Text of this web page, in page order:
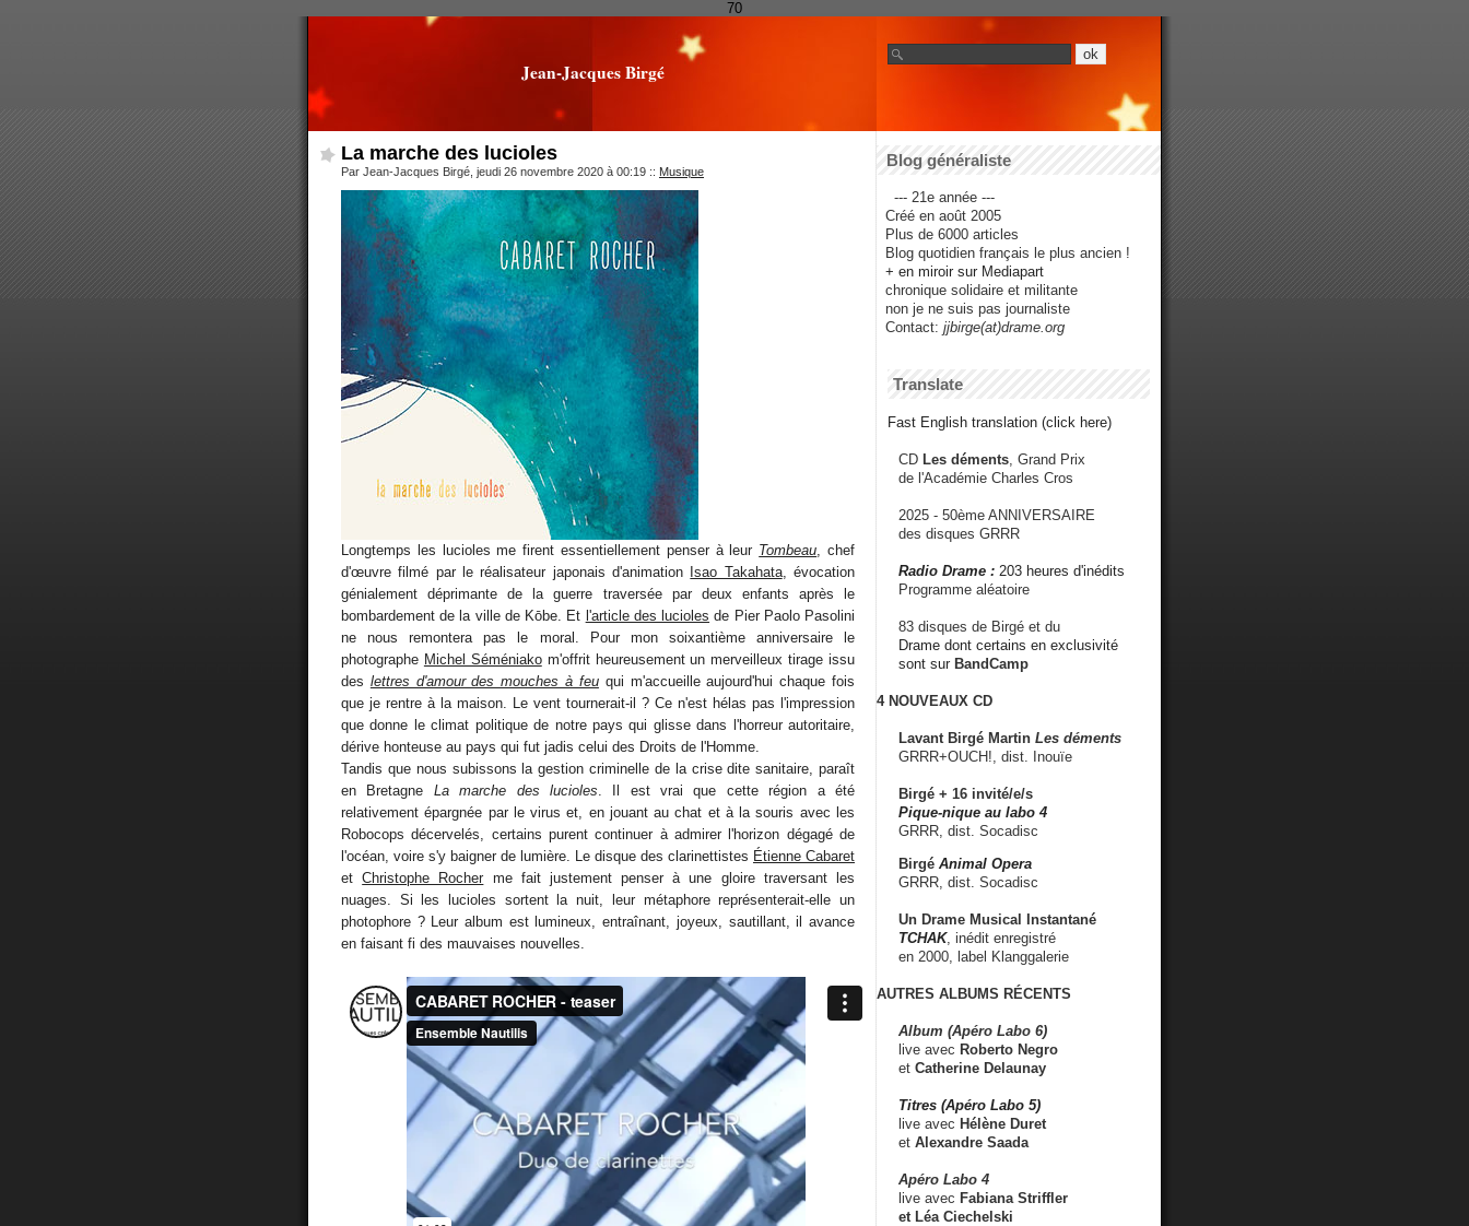
70
Jean-Jacques Birgé
La marche des lucioles
Par Jean-Jacques Birgé, jeudi 26 novembre 2020 à 00:19 :: Musique
Longtemps les lucioles me firent essentiellement penser à leur Tombeau , chef
d'œuvre filmé par le réalisateur japonais d'animation
Isao Takahata, évocation
génialement déprimante de la guerre traversée par deux enfants après le
bombardement de la ville de Kōbe. Et l'article des lucioles de Pier Paolo Pasolini
ne nous remontera pas le moral. Pour mon soixantième anniversaire le
photographe Michel Séméniakom'offrit heureusement un merveilleux tirage issu
des lettres d'amour des mouches à feuqui m'accueille aujourd'hui chaque fois
que je rentre à la maison. Le vent tournerait-il ? Ce n'est hélas pas l'impression
que donne le climat politique de notre pays qui glisse dans l'horreur autoritaire,
dérive honteuse au pays qui fut jadis celui des Droits de l'Homme.
Tandis que nous subissons la gestion criminelle de la crise dite sanitaire, paraît
en Bretagne La marche des lucioles . Il est vrai que cette région a été
relativement épargnée par le virus et, en jouant au chat et à la souris avec les
Robocops décervelés, certains purent continuer à admirer l'horizon dégagé de
l'océan, voire s'y baigner de lumière. Le disque des clarinettistes Étienne Cabaret
etChristophe Rocher me fait justement penser à une gloire traversant les
nuages. Si les lucioles sortent la nuit, leur métaphore représenterait-elle un
photophore ? Leur album est lumineux, entraînant, joyeux, sautillant, il avance
en faisant fi des mauvaises nouvelles.
Blog généraliste
--- 21e année ---
Créé en août 2005
Plus de 6000 articles
Blog quotidien français le plus ancien !
+ en miroir sur Mediapart
chronique solidaire et militante
non je ne suis pas journaliste
Contact: jjbirge(at)drame.org
Translate
Fast English translation (click here)
CD Les déments , Grand Prix
de l'Académie Charles Cros
2025 - 50ème ANNIVERSAIRE
des disques GRRR
Radio Drame : 203 heures d'inédits
Programme aléatoire
83 disques de Birgé et du
Drame dont certains en exclusivité
sont sur BandCamp
4 NOUVEAUX CD
Lavant Birgé Martin Les déments
GRRR+OUCH!, dist. Inouïe
Birgé + 16 invité/e/s
Pique-nique au labo 4
GRRR, dist. Socadisc
Birgé Animal Opera
GRRR, dist. Socadisc
Un Drame Musical Instantané
TCHAK, inédit enregistré
en 2000, label Klanggalerie
AUTRES ALBUMS RÉCENTS
Album (Apéro Labo 6)
live avec Roberto Negro
et Catherine Delaunay
Titres (Apéro Labo 5)
live avec Hélène Duret
et Alexandre Saada
Apéro Labo 4
live avec Fabiana Striffler
et Léa Ciechelski